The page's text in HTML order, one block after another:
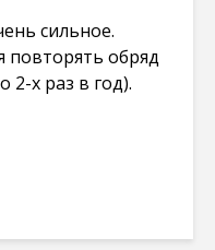
сильное.
повторять обряд
2-х раз в год).